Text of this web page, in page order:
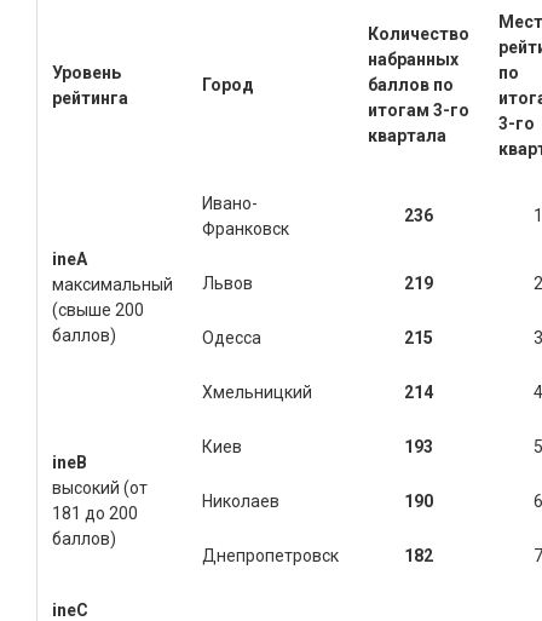
Уровень
рейтинга
Город
Количество
набранных
баллов по
итогам 3-го
квартала
по
3-го
ineА
максимальный
(свыше 200
баллов)
Ивано-
Франковск
236 1
Львов 219 2
Одесса 215 3
Хмельницкий 214 4
ineB
высокий (от
181 до 200
баллов)
Киев 193 5
Николаев 190 6
Днепропетровск 182 7
ineC